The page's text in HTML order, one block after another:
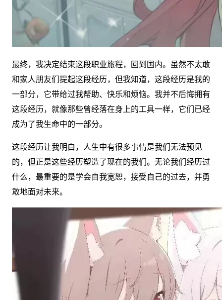
最终，我决定结束这段职业旅程，回到国内。虽然不太敢
和家人朋友们提起这段经历，但我知道，这段经历是我的
一部分，它带给过我帮助、快乐和烦恼。我并不后悔拥有
这段经历，就像那些曾经落在身上的工具一样，它们已经
成为了我生命中的一部分。
这段经历让我明白，人生中有很多事情是我们无法预见
的，但正是这些经历塑造了现在的我们。无论我们经历过
什么，最重要的是学会自我宽恕，接受自己的过去，并勇
敢地面对未来。